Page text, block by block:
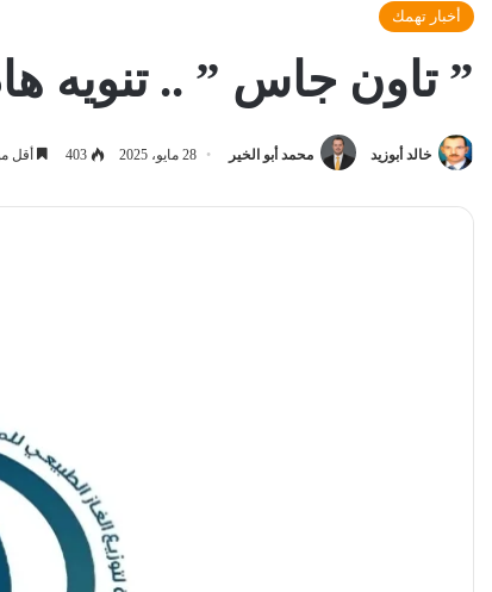
أخبار تهمك
” تاون جاس ” .. تنويه
خالد أبوزيد محمد أبو الخير 28 مايو، 2025 403 أقل